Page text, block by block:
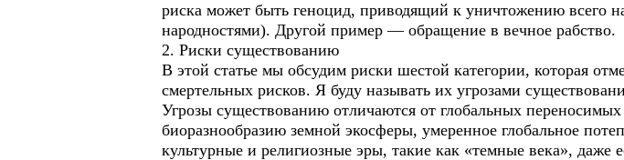
риска может быть геноцид, приводящий к уничтожению всего
народностями). Другой пример — обращение в вечное рабство.
2. Риски существованию
В этой статье мы обсудим риски шестой категории, которая
смертельных рисков. Я буду называть их угрозами
Угрозы существованию отличаются от глобальных
биоразнообразию земной экосферы, умеренное глобальное
культурные и религиозные эры, такие как «темные века»,